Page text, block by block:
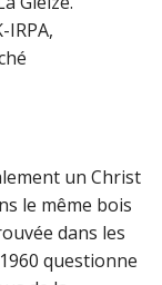
IRPA,
un Christ
le même bois
dans les
questionne